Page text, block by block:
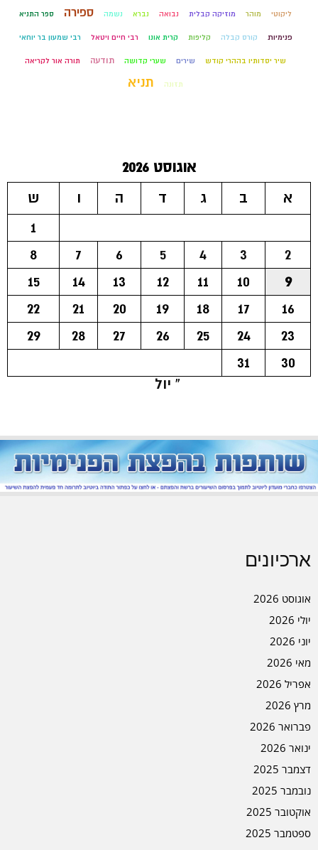
ליקוטי מוהר מוזיקה קבלית נבואה נברא נשמה ספירה ספר התניא
פנימיות קורס קבלה קליפות קרית אונו רבי חיים ויטאל רבי שמעון בר יוחאי
שיר יסדותיו בההרי קודש שירים שערי קדושה תודעה תורה אור לקריאה
תזונה תניא
אוגוסט 2026
א
ב ג ד ה ו
ש
1
2
3
4
5
6
7
8
9
10
11
12
13
14
15
16
17
18
19
20
21
22
23
24
25
26
27
28
29
30
31
« יול
ארכיונים
אוגוסט 2026
יולי 2026
יוני 2026
מאי 2026
אפריל 2026
מרץ 2026
פברואר 2026
ינואר 2026
דצמבר 2025
נובמבר 2025
אוקטובר 2025
ספטמבר 2025